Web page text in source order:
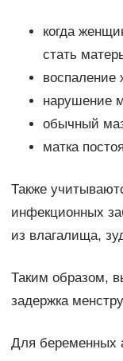
когда
стать
воспаление
нарушение
обычный
матка
Также
инфекционных
из влагалища,
Таким образом,
задержка
Для беременных